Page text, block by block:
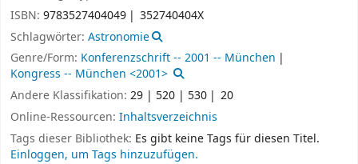
ISBN: 9783527404049
352740404X
Schlagwörter: Astronomie
Genre/Form: Konferenzschrift -- 2001 -- München
Kongress -- München <2001>
Andere Klassifikation: 29 | 520 | 530
20
Online-Ressourcen: Inhaltsverzeichnis
Tags dieser Bibliothek: Es gibt keine Tags für diesen Titel.
Einloggen, um Tags hinzuzufügen.